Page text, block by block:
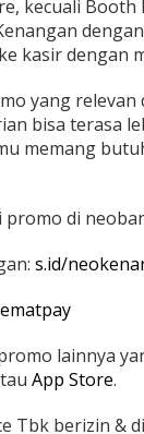
kecuali
kasir dengan
yang relevan
bisa terasa
memang
di
s.id/
lainnya
App Store.
Tbk berizin &